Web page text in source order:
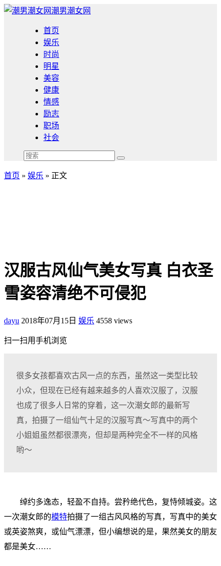
潮男潮女网
首页
娱乐
时尚
明星
美容
健康
情感
励志
职场
社会
首页 » 娱乐 » 正文
汉服古风仙气美女写真 白衣圣
雪姿容清绝不可侵犯
dayu 2018年07月15日 娱乐 4558 views
扫一扫用手机浏览
很多女孩都喜欢古风一点的东西，虽然这一类型比较
小众，但现在已经有越来越多的人喜欢汉服了，汉服
也成了很多人日常的穿着，这一次潮女郎的最新写
真，拍摄了一组仙气十足的汉服写真～写真中的两个
小姐姐虽然都很漂亮，但却是两种完全不一样的风格
哟～
绰约多逸态，轻盈不自持。尝矜绝代色，复恃倾城姿。这
一次潮女郎的模特拍摄了一组古风风格的写真，写真中的美女
或英姿煞爽，或仙气漂漂，但小编想说的是，果然美女的朋友
都是美女……